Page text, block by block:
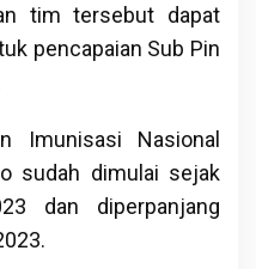
tim tersebut dapat
pencapaian Sub Pin
Imunisasi Nasional
sudah dimulai sejak
dan diperpanjang